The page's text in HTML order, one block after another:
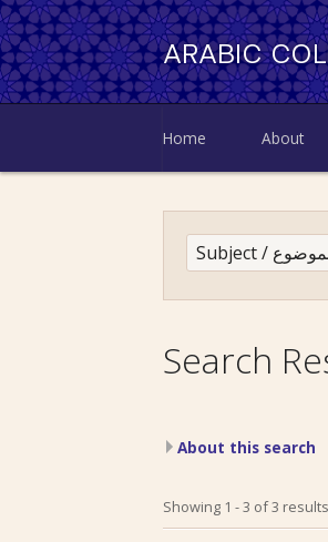
ARABIC
Home About
Search
About this search
Search tips
Showing 1 -3 of3